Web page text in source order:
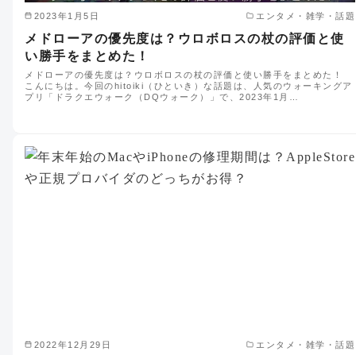
2023年1月5日 エンタメ・雑学・話題
メドローアの優先度は？ウロボロスの杖の評価と使
い勝手をまとめた！
メドローアの優先度は？ウロボロスの杖の評価と使い勝手をまとめた！
こんにちは。今回のhitoiki（ひといき）な話題は、人気のウォーキングア
プリ「ドラクエウォーク（DQウォーク）」で、2023年1月…
2022年12月29日 エンタメ・雑学・話題